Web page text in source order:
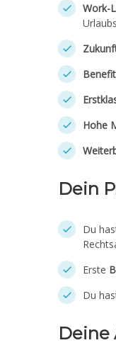
Work-
Hohe
Dein
Du
Erste
Du
Deine